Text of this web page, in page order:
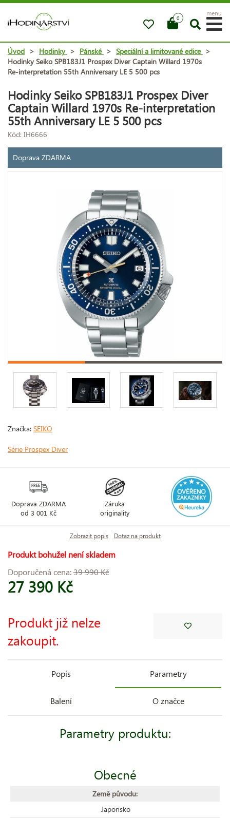
0
menu
Úvod > Hodinky > Pánské > Speciální a limitované edice >
Hodinky Seiko SPB183J1 Prospex Diver Captain Willard 1970s
Re-interpretation 55th Anniversary LE 5 500 pcs
Hodinky Seiko SPB183J1 Prospex Diver
Captain Willard 1970s Re-interpretation
55th Anniversary LE 5 500 pcs
Kód: IH6666
Doprava ZDARMA
Značka: SEIKO
Série Prospex Diver
Doprava ZDARMA
od 3 001 Kč
Záruka
originality
Zobrazit popis Dotaz na produkt
Produkt bohužel není skladem
Doporučená cena:39 990 Kč
27 390 Kč
Produkt již nelze
zakoupit.
Popis Parametry
Balení O značce
Parametry produktu:
Obecné
Země původu:
Japonsko